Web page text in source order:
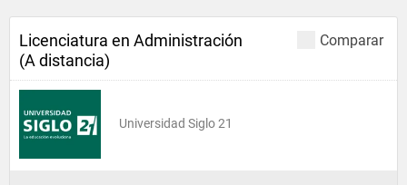
Comparar
Licenciatura en Administración
(A distancia)
Universidad Siglo 21